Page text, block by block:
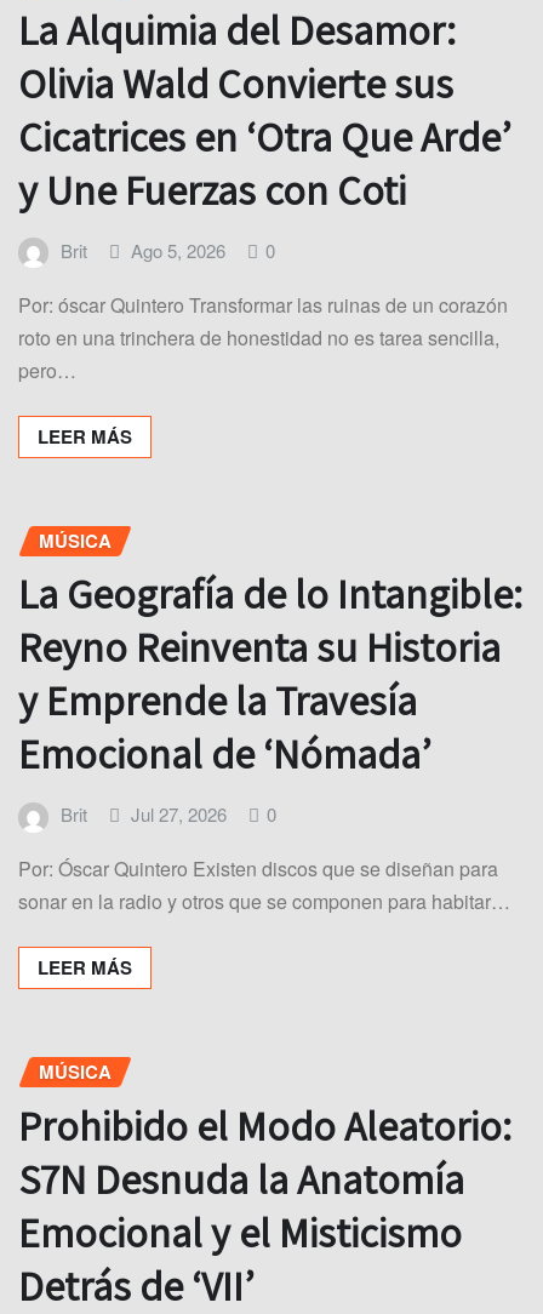
La Alquimia del Desamor:
Olivia Wald Convierte sus
Cicatrices en ‘Otra Que Arde’
y Une Fuerzas con Coti
Brit Ago 5, 2026 0
Por: óscar Quintero Transformar las ruinas de un corazón
roto en una trinchera de honestidad no es tarea sencilla,
pero…
LEER MÁS
MÚSICA
La Geografía de lo Intangible:
Reyno Reinventa su Historia
y Emprende la Travesía
Emocional de ‘Nómada’
Brit Jul 27, 2026 0
Por: Óscar Quintero Existen discos que se diseñan para
sonar en la radio y otros que se componen para habitar…
LEER MÁS
MÚSICA
Prohibido el Modo Aleatorio:
S7N Desnuda la Anatomía
Emocional y el Misticismo
Detrás de ‘VII’